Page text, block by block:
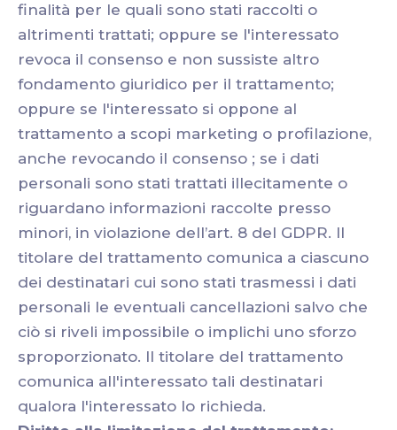
finalità per le quali sono stati raccolti o
altrimenti trattati; oppure se l'interessato
revoca il consenso e non sussiste altro
fondamento giuridico per il trattamento;
oppure se l'interessato si oppone al
trattamento a scopi marketing o profilazione,
anche revocando il consenso ; se i dati
personali sono stati trattati illecitamente o
riguardano informazioni raccolte presso
minori, in violazione dell’art. 8 del GDPR. ll
titolare del trattamento comunica a ciascuno
dei destinatari cui sono stati trasmessi i dati
personali le eventuali cancellazioni salvo che
ciò si riveli impossibile o implichi uno sforzo
sproporzionato. Il titolare del trattamento
comunica all'interessato tali destinatari
qualora l'interessato lo richieda.